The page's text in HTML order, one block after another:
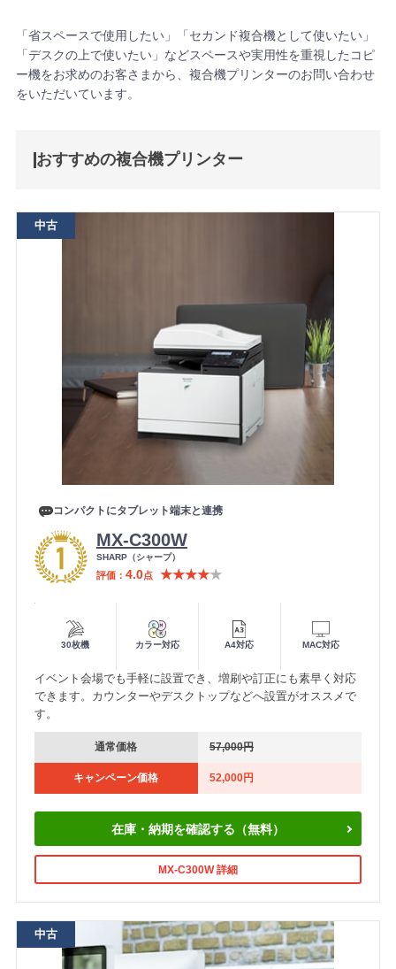
「省スペースで使用したい」「セカンド複合機として使いたい」
「デスクの上で使いたい」などスペースや実用性を重視したコピ
ー機をお求めのお客さまから、複合機プリンターのお問い合わせ
をいただいています。
おすすめの複合機プリンター
MX-C300W
メ
ー
SHARP（シャープ）
評価 4.0点 ★★★★★
コンパクトにタブレット端末と連携
便利機能
30枚機 カラー対応 A4対応 MAC対応
通常価格 57,000円
キャンペーン価格 52,000円
イベント会場でも手軽に設置でき、増刷や訂正にも素早く対応
できます。カウンターやデスクトップなどへ設置がオススメで
す。
在庫・納期を確認する（無料）
MX-C300W 詳細
中古
中古